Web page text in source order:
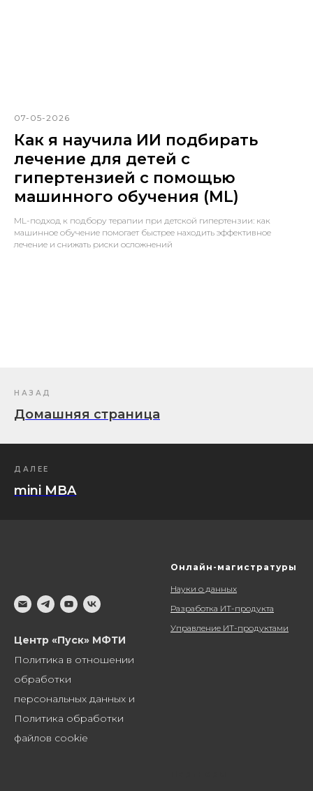
07-05-2026
Как я научила ИИ подбирать
лечение для детей с
гипертензией с помощью
машинного обучения (ML)
ML-подход к подбору терапии при детской гипертензии: как
машинное обучение помогает быстрее находить эффективное
лечение и снижать риски осложнений
НАЗАД
Домашняя страница
ДАЛЕЕ
mini MBA
Центр «Пуск» МФТИ
Политика в отношении
обработки
персональных данных и
Политика обработки
файлов cookie
Онлайн-магистратуры
Науки о данных
Разработка ИТ-продукта
Управление ИТ-продуктами